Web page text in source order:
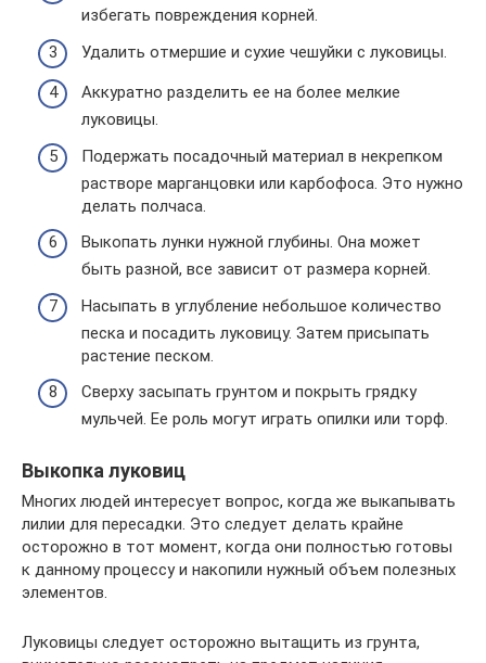
избегать повреждения корней.
Удалить отмершие и сухие чешуйки с луковицы.
Аккуратно разделить ее на более мелкие
луковицы.
Подержать посадочный материал в некрепком
растворе марганцовки или карбофоса. Это нужно
делать полчаса.
Выкопать лунки нужной глубины. Она может
быть разной, все зависит от размера корней.
Насыпать в углубление небольшое количество
песка и посадить луковицу. Затем присыпать
растение песком.
Сверху засыпать грунтом и покрыть грядку
мульчей. Ее роль могут играть опилки или торф.
Выкопка луковиц
Многих людей интересует вопрос, когда же выкапывать
лилии для пересадки. Это следует делать крайне
осторожно в тот момент, когда они полностью готовы
к данному процессу и накопили нужный объем полезных
элементов.
Луковицы следует осторожно вытащить из грунта,